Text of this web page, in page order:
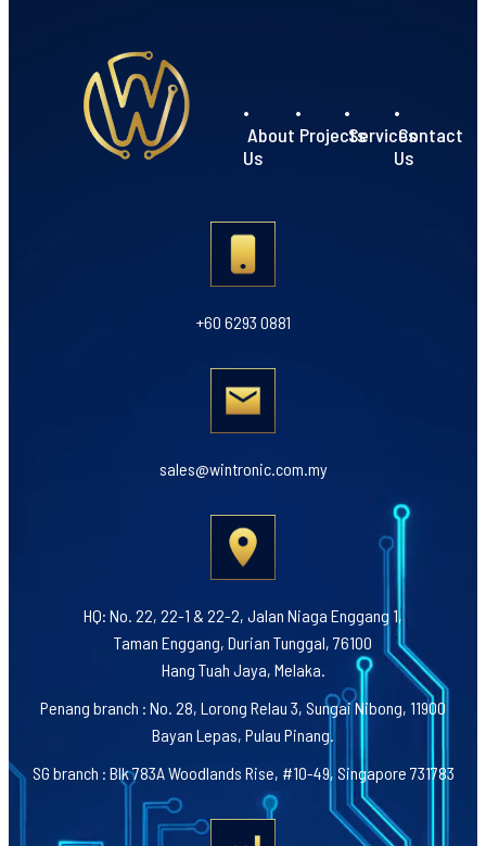
•
About
Us
•
Projects
•
Services
•
Contact
Us
+60 6293 0881
sales@wintronic.com.my
HQ: No. 22, 22-1 & 22-2, Jalan Niaga Enggang 1,
Taman Enggang, Durian Tunggal, 76100
Hang Tuah Jaya, Melaka.
Penang branch : No. 28, Lorong Relau 3, Sungai Nibong, 11900
Bayan Lepas, Pulau Pinang.
SG branch : Blk 783A Woodlands Rise, #10-49, Singapore 731783